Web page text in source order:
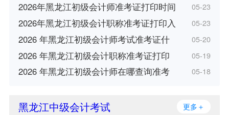
2026年黑龙江初级会计师准考证打印时间 05-23
2026年黑龙江初级会计职称准考证打印入 05-23
2026 年黑龙江初级会计师考试准考证什 05-20
2026 年黑龙江初级会计职称准考证打印 05-19
2026 年黑龙江初级会计师在哪查询准考 05-18
黑龙江中级会计考试 更多＋